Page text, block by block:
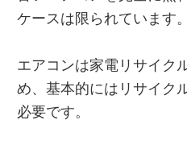
ケースは限られています。
エアコンは家電リサイク
め、基本的にはリサイク
必要です。